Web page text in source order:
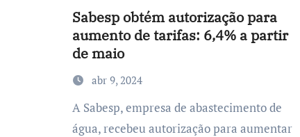
Sabesp obtém autorização para
aumento de tarifas: 6,4% a partir
de maio
abr 9, 2024
A Sabesp, empresa de abastecimento de
água, recebeu autorização para aumentar